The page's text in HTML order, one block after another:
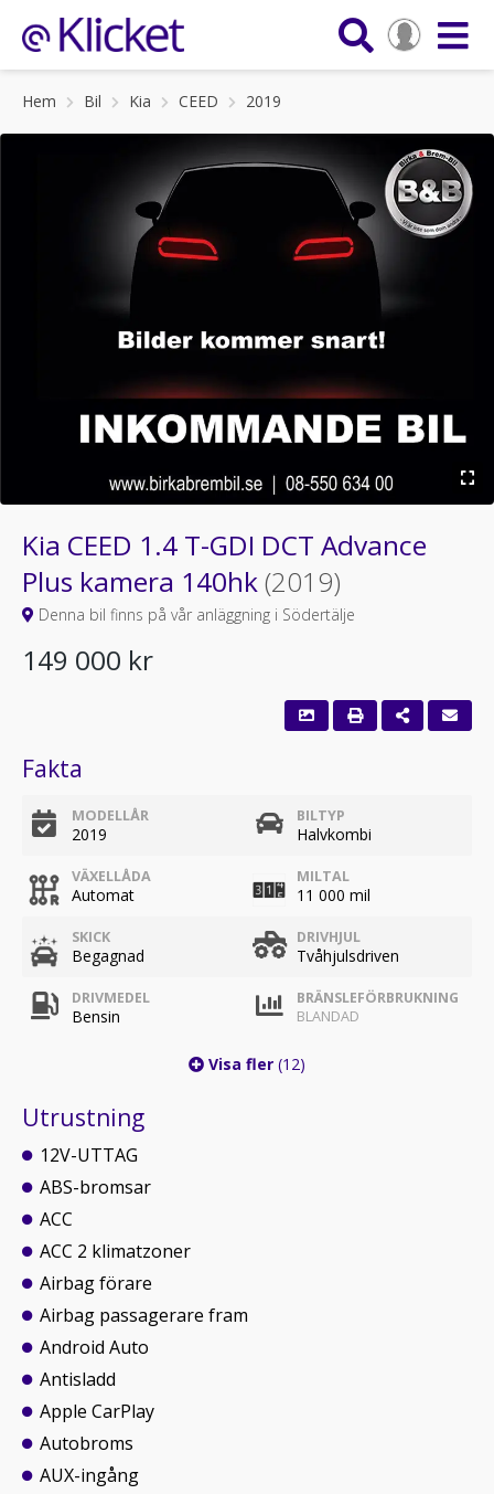
Hem Bil Kia CEED 2019
Kia CEED 1.4 T-GDI DCT Advance
Plus kamera 140hk(2019)
Denna bil finns på vår anläggning i Södertälje
149 000 kr
Fakta
MODELLÅR
2019
BILTYP
Halvkombi
VÄXELLÅDA
Automat
MILTAL
11 000 mil
SKICK
Begagnad
DRIVHJUL
Tvåhjulsdriven
DRIVMEDEL
Bensin
BRÄNSLEFÖRBRUKNING
BLANDAD
Visa fler (12)
Utrustning
12V-UTTAG
ABS-bromsar
ACC
ACC 2 klimatzoner
Airbag förare
Airbag passagerare fram
Android Auto
Antisladd
Apple CarPlay
Autobroms
AUX-ingång